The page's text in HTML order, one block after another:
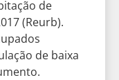
de
(Reurb).
de baixa